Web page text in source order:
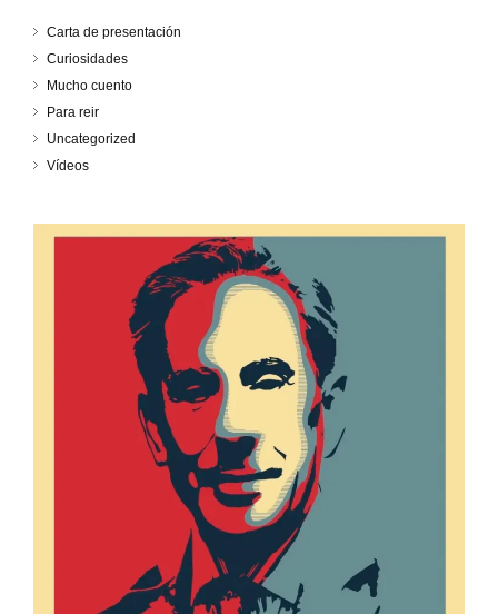
Carta de presentación
Curiosidades
Mucho cuento
Para reir
Uncategorized
Vídeos